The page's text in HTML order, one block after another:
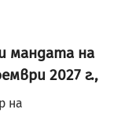
мандата на
2027 г.,
на